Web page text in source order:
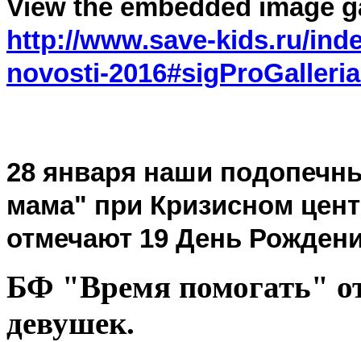
View the embedded image
http://www.save-kids.ru/
novosti-
28 января наши
мама" при Кризисном
отмечают 19 День
БФ "Время помогать"
девушек.